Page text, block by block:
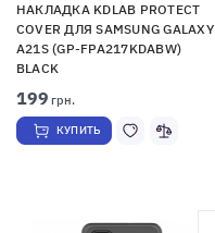
НАКЛАДКА KDLAB PROTECT
COVER ДЛЯ SAMSUNG GALAXY
A21S (GP-FPA217KDABW)
BLACK
199 грн.
КУПИТЬ